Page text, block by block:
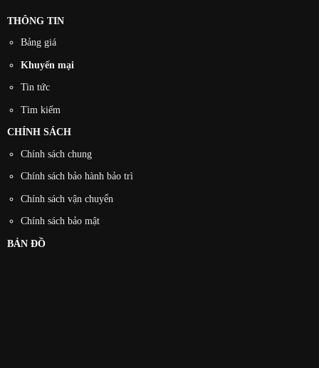
THÔNG TIN
Bảng giá
Khuyến mại
Tin tức
Tìm kiếm
CHÍNH SÁCH
Chính sách chung
Chính sách bảo hành bảo trì
Chính sách vận chuyển
Chính sách bảo mật
BẢN ĐỒ